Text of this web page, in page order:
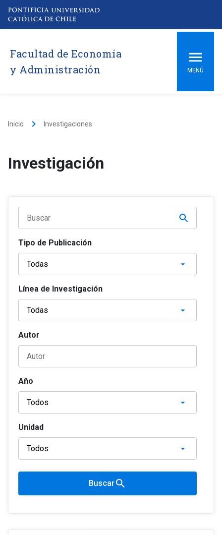
Facultad de Economía
y Administración
MENÚ
Inicio keyboard_arrow_right Investigaciones
Investigación
Tipo de Publicación
Línea de Investigación
Autor
Año
Unidad
Buscarsearch